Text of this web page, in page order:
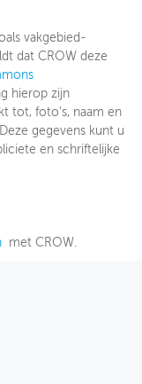
vakgebied-
dat CROW deze
hierop zijn
tot, foto’s, naam en
gegevens kunt u
en schriftelijke
met CROW.